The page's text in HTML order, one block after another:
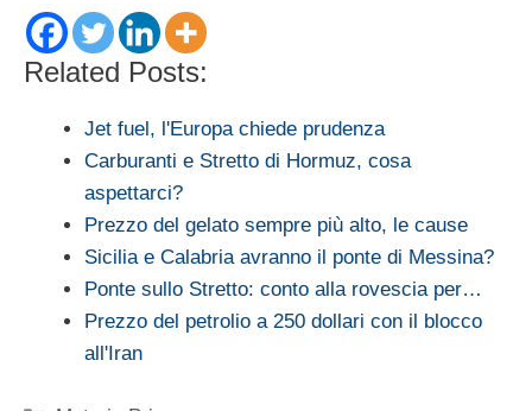
Related Posts:
Jet fuel, l'Europa chiede prudenza
Carburanti e Stretto di Hormuz, cosa
aspettarci?
Prezzo del gelato sempre più alto, le cause
Sicilia e Calabria avranno il ponte di Messina?
Ponte sullo Stretto: conto alla rovescia per…
Prezzo del petrolio a 250 dollari con il blocco
all'Iran